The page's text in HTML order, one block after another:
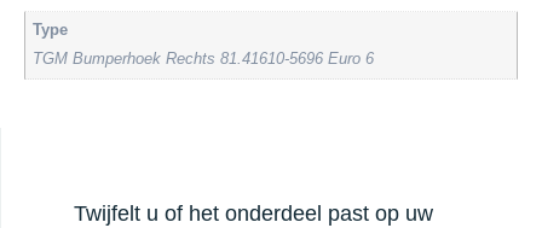
Type
TGM Bumperhoek Rechts 81.41610-5696 Euro 6
Twijfelt u of het onderdeel past op uw